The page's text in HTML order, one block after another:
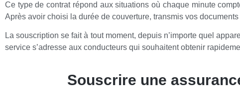
Ce type de contrat répond aux situations où chaque minute
Après avoir choisi la durée de couverture, transmis vos
La souscription se fait à tout moment, depuis n’importe quel
service s’adresse aux conducteurs qui souhaitent obtenir
Souscrire une